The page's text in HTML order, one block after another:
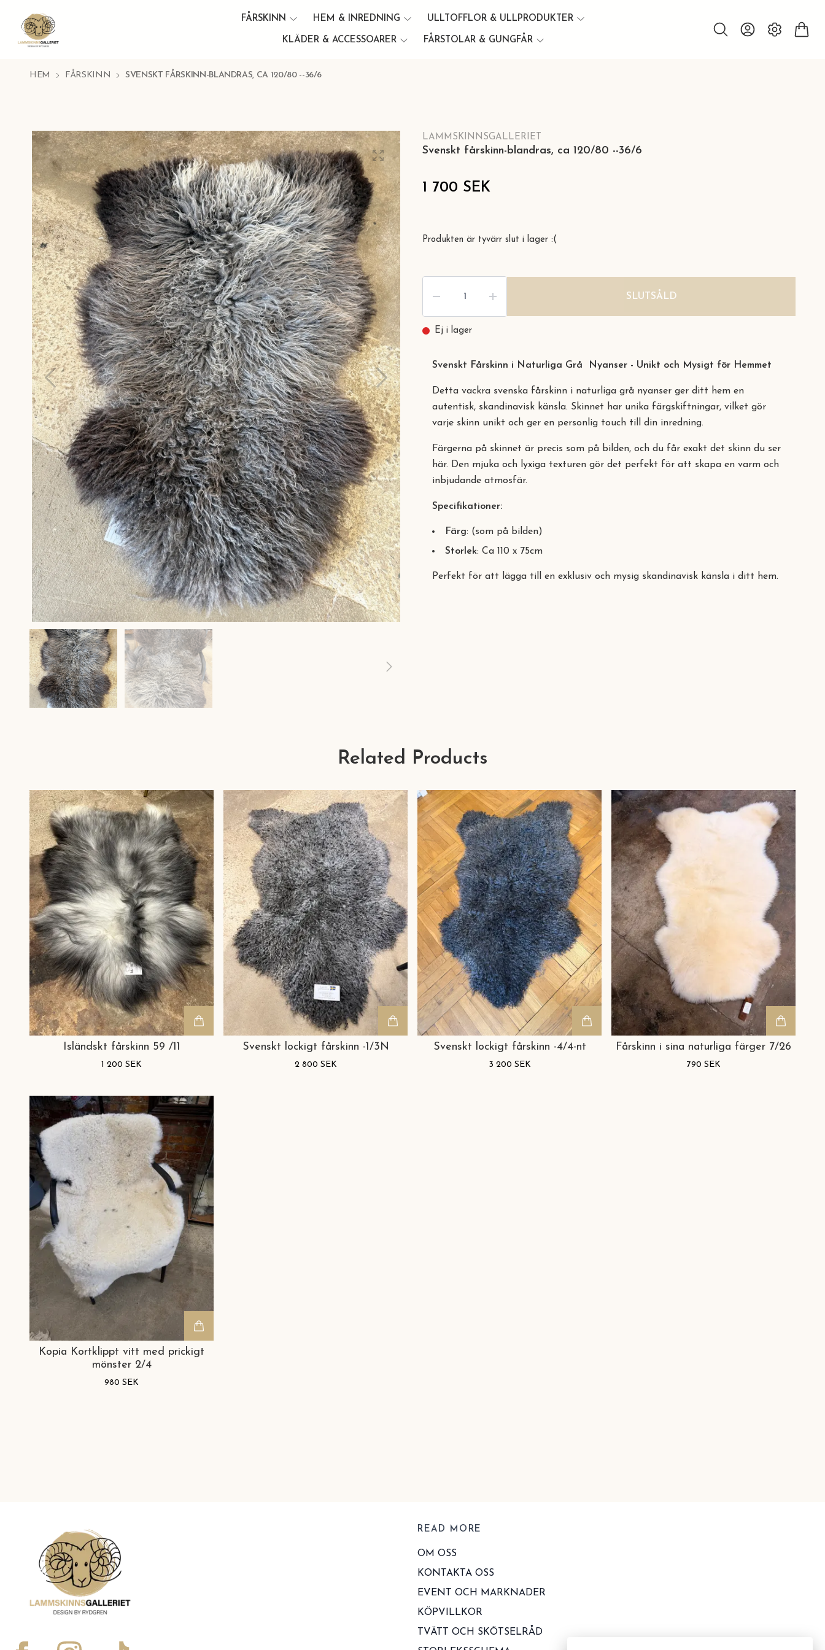
FÅRSKINN HEM & INREDNING ULLTOFFLOR & ULLPRODUKTER
KLÄDER & ACCESSOARER FÅRSTOLAR & GUNGFÅR
HEM FÅRSKINN SVENSKT FÅRSKINN-BLANDRAS, CA 120/80 --36/6
LAMMSKINNSGALLERIET
Svenskt fårskinn-blandras, ca 120/80 --36/6
1 700 SEK
Produkten är tyvärr slut i lager :(
SLUTSÅLD
Ej i lager
Svenskt Fårskinn i Naturliga Grå Nyanser - Unikt och Mysigt för Hemmet
Detta vackra svenska fårskinn i naturliga grå nyanser ger ditt hem en
autentisk, skandinavisk känsla. Skinnet har unika färgskiftningar, vilket gör
varje skinn unikt och ger en personlig touch till din inredning.
Färgerna på skinnet är precis som på bilden, och du får exakt det skinn du ser
här. Den mjuka och lyxiga texturen gör det perfekt för att skapa en varm och
inbjudande atmosfär.
Specifikationer:
Färg: (som på bilden)
Storlek: Ca 110 x 75cm
Perfekt för att lägga till en exklusiv och mysig skandinavisk känsla i ditt hem.
Related Products
Isländskt fårskinn 59 /11
1 200 SEK
Svenskt lockigt fårskinn -1/3N
2 800 SEK
Svenskt lockigt fårskinn -4/4-nt
3 200 SEK
Fårskinn i sina naturliga färger 7/26
790 SEK
Kopia Kortklippt vitt med prickigt
mönster 2/4
980 SEK
READ MORE
OM OSS
KONTAKTA OSS
EVENT OCH MARKNADER
KÖPVILLKOR
TVÄTT OCH SKÖTSELRÅD